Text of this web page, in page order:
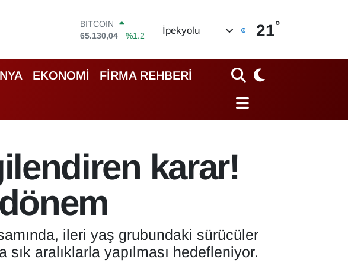
DOLAR
47,7436
%0.18
55,2510
%0.32
STERLİN
64,4811
%0.38
BİST100
65.130,04
İpekyolu 21°
EKONOMİ FİRMA REHBERİ
karar!
ileri yaş grubundaki sürücüler
aralıklarla yapılması hedefleniyor.